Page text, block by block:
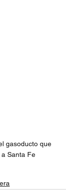
gasoducto que
Santa Fe